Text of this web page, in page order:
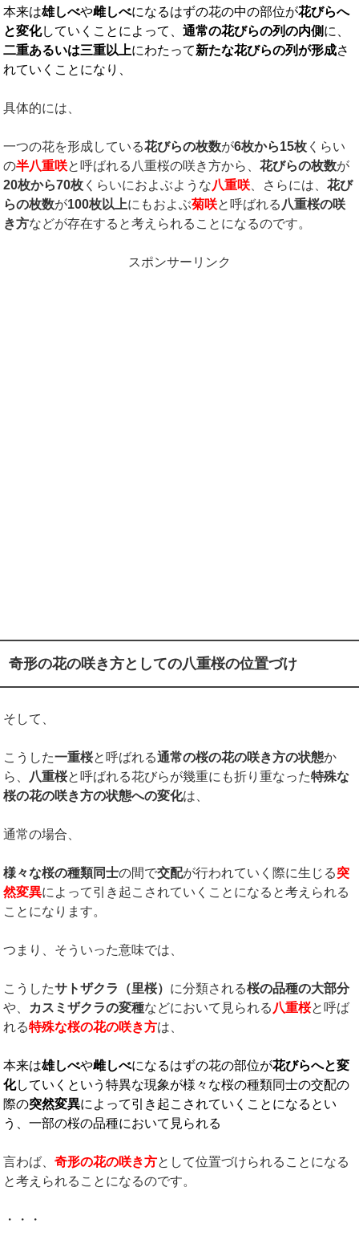
本来は雄しべや雌しべになるはずの花の中の部位が花びらへ
と変化していくことによって、通常の花びらの列の内側 に、
二重あるいは三重以上にわたって新たな花びらの列が形成さ
れていくことになり、
具体的には、
一つの花を形成している花びらの枚数が6枚から15枚 くらい
の半八重咲と呼ばれる八重桜の咲き方から、花びらの枚数が
20枚から70枚 くらいにおよぶような八重咲 、さらには、花び
らの枚数が100枚以上にもおよぶ菊咲と呼ばれる 八重桜の咲
き方などが存在すると考えられることになるのです。
スポンサーリンク
奇形の花の咲き方としての八重桜の位置づけ
そして、
こうした一重桜と呼ばれる通常の桜の花の咲き方の状態か
ら、 八重桜と呼ばれる花びらが幾重にも折り重なった特殊な
桜の花の咲き方の状態への変化は、
通常の場合、
様々な桜の種類同士の間で交配が行われていく際に生じる突
然変異によって引き起こされていくことになると考えられる
ことになります。
つまり、そういった意味では、
こうしたサトザクラ（里桜） に分類される桜の品種の大部分
や、 カスミザクラの変種などにおいて見られる八重桜と呼ば
れる特殊な桜の花の咲き方は、
本来は雄しべや雌しべになるはずの花の部位が花びらへと変
化していくという特異な現象が様々な桜の種類同士の交配の
際の突然変異によって引き起こされていくことになるとい
う、一部の桜の品種において見られる
言わば、奇形の花の咲き方として位置づけられることになる
と考えられることになるのです。
・・・